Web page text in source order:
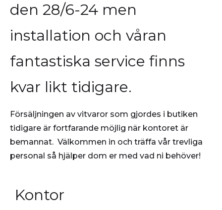
den 28/6-24 men
installation och våran
fantastiska service finns
kvar likt tidigare.
Försäljningen av vitvaror som gjordes i butiken
tidigare är fortfarande möjlig när kontoret är
bemannat. Välkommen in och träffa vår trevliga
personal så hjälper dom er med vad ni behöver!
Kontor